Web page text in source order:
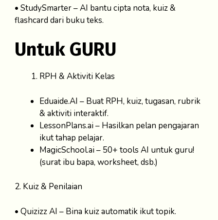
• StudySmarter – AI bantu cipta nota, kuiz &
flashcard dari buku teks.
Untuk GURU
RPH & Aktiviti Kelas
Eduaide.AI – Buat RPH, kuiz, tugasan, rubrik
& aktiviti interaktif.
LessonPlans.ai – Hasilkan pelan pengajaran
ikut tahap pelajar.
MagicSchool.ai – 50+ tools AI untuk guru!
(surat ibu bapa, worksheet, dsb.)
2. Kuiz & Penilaian
• Quizizz AI – Bina kuiz automatik ikut topik.